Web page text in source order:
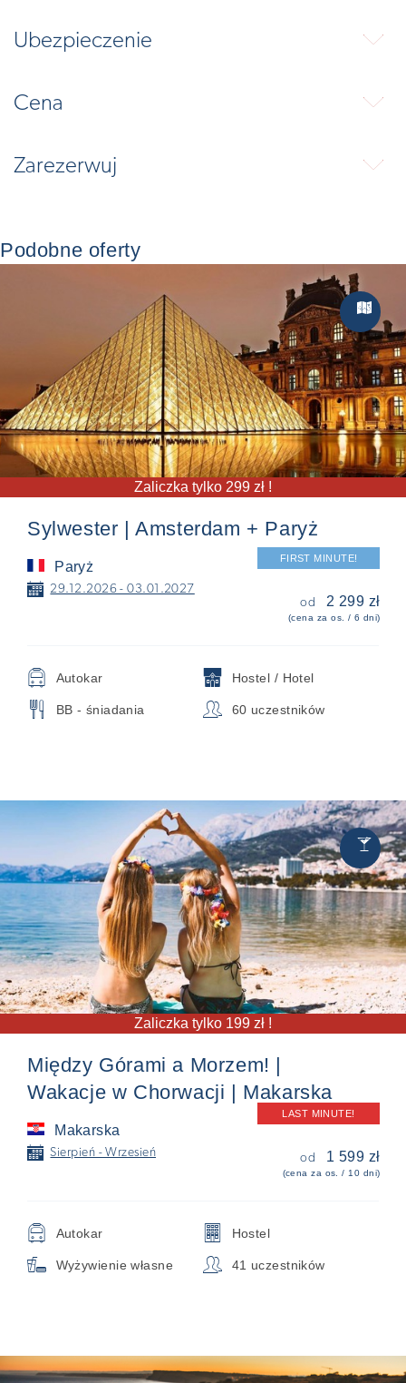
Ubezpieczenie ⬇
Cena ⬇
Zarezerwuj ⬇
Podobne oferty
Zaliczka tylko 299 zł !

Sylwester | Amsterdam + Paryż
Paryż
📅 29.12.2026 - 03.01.2027
FIRST MINUTE!
od 2 299 zł
(cena za os. / 6 dni)
🚍 Autokar 🏨 Hostel / Hotel
🍴 BB - śniadania 👥 60 uczestników
Zaliczka tylko 199 zł !
Chill
&
Party
🍸
Między Górami a Morzem! |
Wakacje w Chorwacji | Makarska
Makarska
📅 Sierpień - Wrzesień
LAST MINUTE!
od 1 599 zł
(cena za os. / 10 dni)
🚍 Autokar 🏢 Hostel
 Wyżywienie własne 👥 41 uczestników